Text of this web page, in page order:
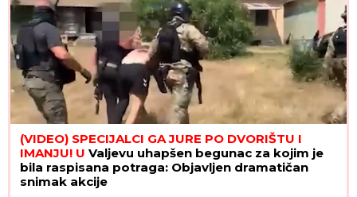
(VIDEO) SPECIJALCI GA JURE PO DVORIŠTU I
IMANJU! U Valjevu uhapšen begunac za kojim je
bila raspisana potraga: Objavljen dramatičan
snimak akcije